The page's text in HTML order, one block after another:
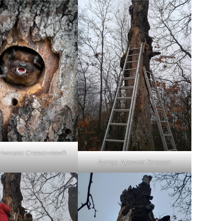
Стевановић
Аутор: Архива Завода